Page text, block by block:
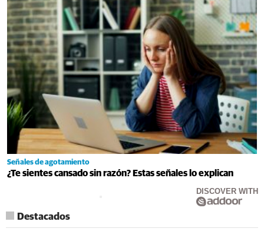
Señales de agotamiento
¿Te sientes cansado sin razón? Estas señales lo explican
DISCOVER WITH
Destacados